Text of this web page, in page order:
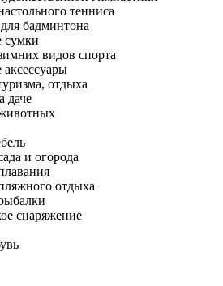
тенниса
бадминтона
сумки
видов спорта
отдыха
даче
и огорода
отдыха
снаряжение